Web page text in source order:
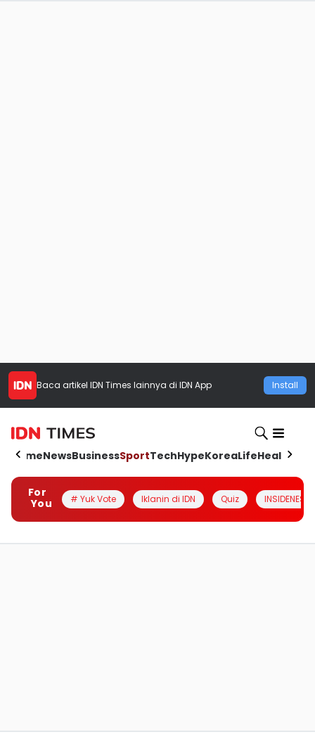
Baca artikel IDN Times lainnya di IDN App Install
HomeNewsBusinessSportTechHypeKoreaLifeHealth
For
You
# Yuk Vote Iklanin di IDN Quiz INSIDENESIA